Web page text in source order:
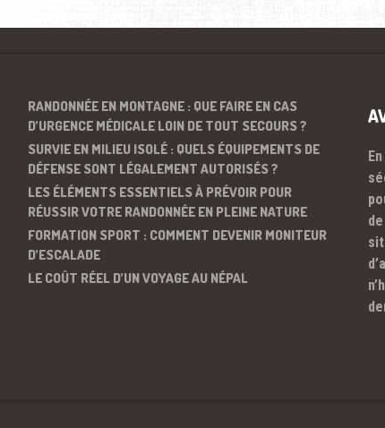
RANDONNÉE EN MONTAGNE : QUE FAIRE EN CAS
D’URGENCE MÉDICALE LOIN DE TOUT SECOURS ?
SURVIE EN MILIEU ISOLÉ : QUELS ÉQUIPEMENTS DE
DÉFENSE SONT LÉGALEMENT AUTORISÉS ?
LES ÉLÉMENTS ESSENTIELS À PRÉVOIR POUR
RÉUSSIR VOTRE RANDONNÉE EN PLEINE NATURE
FORMATION SPORT : COMMENT DEVENIR MONITEUR
D’ESCALADE
LE COÛT RÉEL D’UN VOYAGE AU NÉPAL